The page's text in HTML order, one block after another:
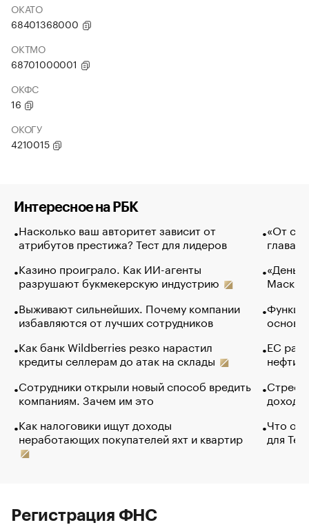
ОКАТО
68401368000
ОКТМО
68701000001
ОКФС
16
ОКОГУ
4210015
Интересное на РБК
Насколько ваш авторитет зависит от
атрибутов престижа? Тест для лидеров
Казино проиграло. Как ИИ-агенты
разрушают букмекерскую индустрию
Выживают сильнейших. Почему компании
избавляются от лучших сотрудников
Как банк Wildberries резко нарастил
кредиты селлерам до атак на склады
Сотрудники открыли новый способ вредить
компаниям. Зачем им это
Как налоговики ищут доходы
неработающих покупателей яхт и квартир
«От
глава
Маск в
основ
ЕС
нефти
Что
для
Регистрация ФНС